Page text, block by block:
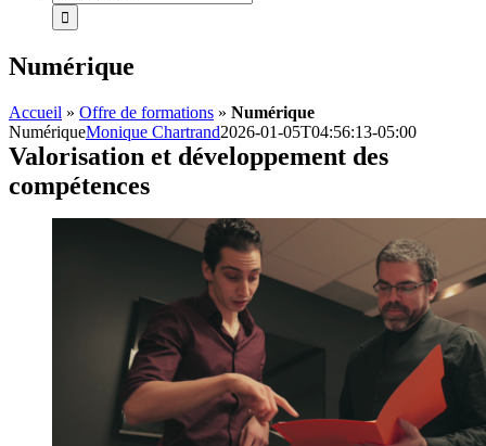
Numérique
Accueil » Offre de formations » Numérique
NumériqueMonique Chartrand2026-01-05T04:56:13-05:00
Valorisation et développement des
compétences